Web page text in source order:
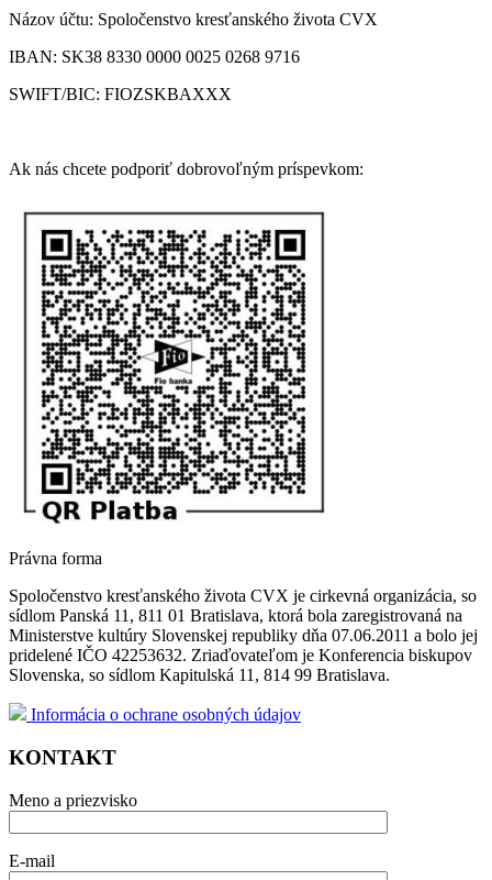
Názov účtu: Spoločenstvo kresťanského života CVX
IBAN: SK38 8330 0000 0025 0268 9716
SWIFT/BIC: FIOZSKBAXXX
Ak nás chcete podporiť dobrovoľným príspevkom:
Právna forma
Spoločenstvo kresťanského života CVX je cirkevná organizácia, so
sídlom Panská 11, 811 01 Bratislava, ktorá bola zaregistrovaná na
Ministerstve kultúry Slovenskej republiky dňa 07.06.2011 a bolo jej
pridelené IČO 42253632. Zriaďovateľom je Konferencia biskupov
Slovenska, so sídlom Kapitulská 11, 814 99 Bratislava.
Informácia o ochrane osobných údajov
KONTAKT
Meno a priezvisko
E-mail